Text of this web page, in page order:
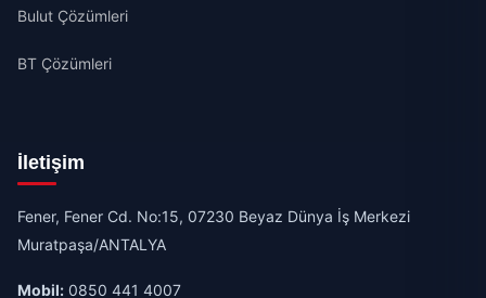
Bulut Çözümleri
BT Çözümleri
İletişim
Fener, Fener Cd. No:15, 07230 Beyaz Dünya İş Merkezi
Muratpaşa/ANTALYA
Mobil: 0850 441 4007